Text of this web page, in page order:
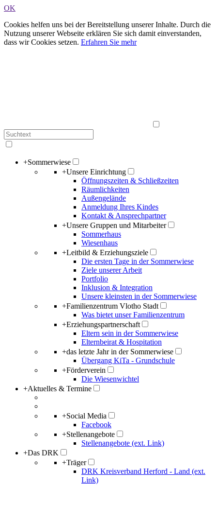
OK
Cookies helfen uns bei der Bereitstellung unserer Inhalte. Durch die
Nutzung unserer Webseite erklären Sie sich damit einverstanden,
dass wir Cookies setzen. Erfahren Sie mehr
+Sommerwiese
+Unsere Einrichtung
Öffnungszeiten & Schließzeiten
Räumlichkeiten
Außengelände
Anmeldung Ihres Kindes
Kontakt & Ansprechpartner
+Unsere Gruppen und Mitarbeiter
Sommerhaus
Wiesenhaus
+Leitbild & Erziehungsziele
Die ersten Tage in der Sommerwiese
Ziele unserer Arbeit
Portfolio
Inklusion & Integration
Unsere kleinsten in der Sommerwiese
+Familienzentrum Vlotho Stadt
Was bietet unser Familienzentrum
+Erziehungspartnerschaft
Eltern sein in der Sommerwiese
Elternbeirat & Hospitation
+das letzte Jahr in der Sommerwiese
Übergang KiTa - Grundschule
+Förderverein
Die Wiesenwichtel
+Aktuelles & Termine
+Social Media
Facebook
+Stellenangebote
Stellenangebote (ext. Link)
+Das DRK
+Träger
DRK Kreisverband Herford - Land (ext.
Link)